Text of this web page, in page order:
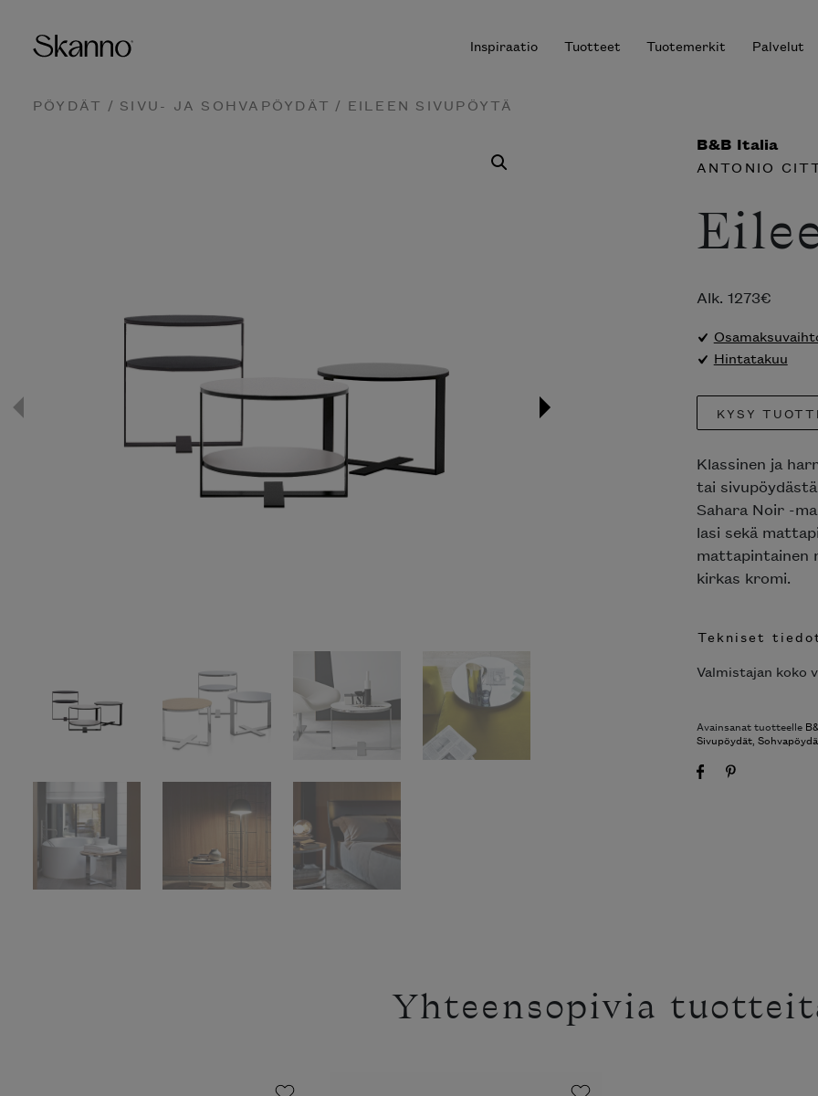
Inspiraatio Tuotteet Tuotemerkit Palvelut
PÖYDÄT / SIVU- JA SOHVAPÖYDÄT / EILEEN SIVUPÖYTÄ
B&B Italia
ANTONIO
Alk. 1273€
Hintatakuu
KYSY
Klassinen ja
tai
Sahara Noir -
lasi sekä
mattapintainen
kirkas kromi.
Tekniset
Valmistajan koko
Avainsanat tuotteelle
Sivupöydät,
Yhteensopivia